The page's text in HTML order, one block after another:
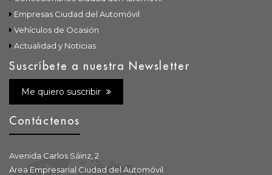
Empresas Ciudad del Automóvil
Vehículos de Ocasión
Actualidad y Noticias
Suscríbete a nuestra Newsletter
Me quiero suscribir
Contáctenos
Avenida Carlos Sáinz, 2
Área Empresarial Ciudad del Automóvil